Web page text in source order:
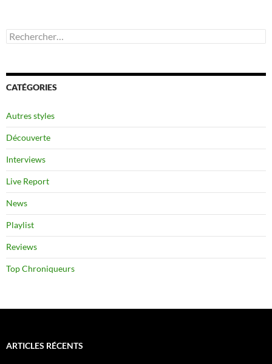
Rechercher :
CATÉGORIES
Autres styles
Découverte
Interviews
Live Report
News
Playlist
Reviews
Top Chroniqueurs
ARTICLES RÉCENTS